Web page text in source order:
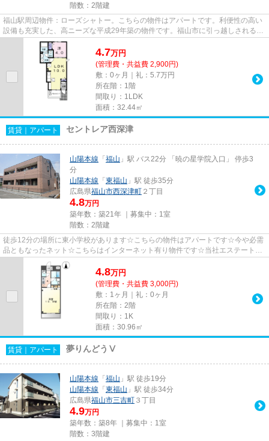
階数：2階建
福山駅周辺物件：ローズシャトー。こちらの物件はアパートです。利便性の高い
設備も充実した、高ニーズな平成29年築の物件です。福山市に引っ越しされるな
ら、福山近辺はいかがでしょ...
4.7万円
(管理費・共益費 2,900円)
敷：0ヶ月｜礼：5.7万円
所在階：1階
間取り：1LDK
面積：32.44㎡
賃貸｜アパート セントレア西深津
山陽本線 「 福山 」駅 バス22分 「暁の星学院入口」 停歩3
分
山陽本線 「 東福山 」駅 徒歩35分
広島県福山市西深津町 ２丁目
4.8万円
築年数：築21年 ｜募集中： 1室
階数：2階建
徒歩12分の場所に東小学校があります☆こちらの物件はアパートです☆今や必需
品ともなったネット☆こちらはインターネット有り物件です☆当社エステート高
橋で取り扱っている物件情報が気...
4.8万円
(管理費・共益費 3,000円)
敷：1ヶ月｜礼：0ヶ月
所在階：2階
間取り：1K
面積：30.96㎡
賃貸｜アパート 夢りんどうⅤ
山陽本線 「 福山 」駅 徒歩19分
山陽本線 「 東福山 」駅 徒歩34分
広島県福山市三吉町 ３丁目
4.9万円
築年数：築8年 ｜募集中： 1室
階数：3階建